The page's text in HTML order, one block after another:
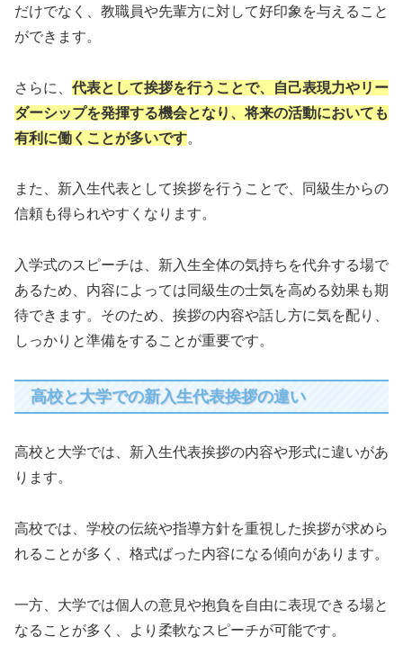
だけでなく、教職員や先輩方に対して好印象を与えること
ができます。
さらに、 代表として挨拶を行うことで、自己表現力やリー
ダーシップを発揮する機会となり、将来の活動においても
有利に働くことが多いです。
また、新入生代表として挨拶を行うことで、同級生からの
信頼も得られやすくなります。
入学式のスピーチは、新入生全体の気持ちを代弁する場で
あるため、内容によっては同級生の士気を高める効果も期
待できます。そのため、挨拶の内容や話し方に気を配り、
しっかりと準備をすることが重要です。
高校と大学での新入生代表挨拶の違い
高校と大学では、新入生代表挨拶の内容や形式に違いがあ
ります。
高校では、学校の伝統や指導方針を重視した挨拶が求めら
れることが多く、格式ばった内容になる傾向があります。
一方、大学では個人の意見や抱負を自由に表現できる場と
なることが多く、より柔軟なスピーチが可能です。